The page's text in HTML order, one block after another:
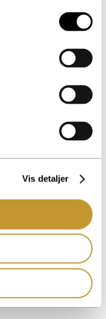
Vis detaljer